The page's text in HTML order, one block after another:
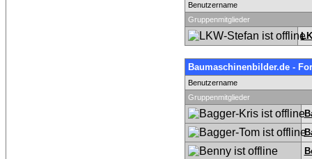
Benutzername
Gruppenmitglieder
Baumaschinenbilder.de -
Benutzername
Gruppenmitglieder